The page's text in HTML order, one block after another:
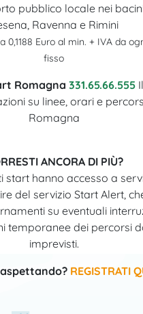
pubblico locale nei
Ravenna e Rimini
0,1188 Euro al min. + IVA da
fisso
Romagna 331.65.66.555
su linee, orari e
Romagna
ANCORA DI PIÙ?
start hanno accesso a
del servizio Start Alert,
su eventuali
temporanee dei percorsi
imprevisti.
REGISTRATI